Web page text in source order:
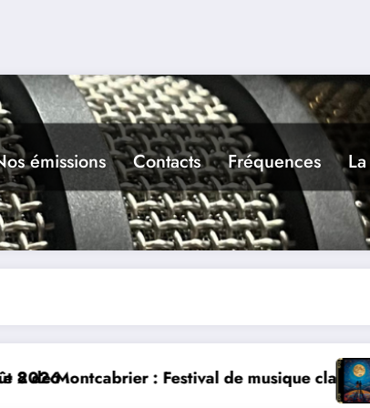
émissions Contacts Fréquences
: Festival de musique classique le 8 et 9 août
La Thérapie